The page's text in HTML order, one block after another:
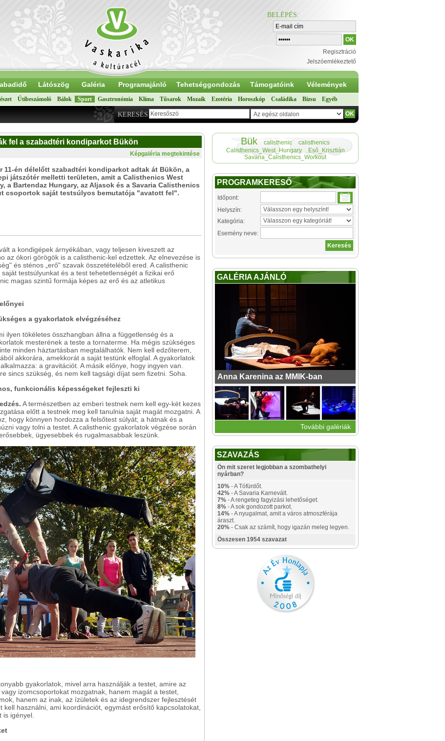
BELÉPÉS:
Regisztráció
Jelszóemlékeztető
Látószög Galéria Programajánló Tehetséggondozás Támogatóink Vélemények
Útibeszámoló Bálok Sport Gasztronómia Klíma Tűsarok Mozaik Ezotéria Horoszkóp Családika Bizsu Egyéb
KERESÉS
fel a szabadtéri kondiparkot Bükön
Képgaléria megtekintése
11-én délelőtt szabadtéri kondiparkot adtak át Bükön, a
játszótér melletti területen, amit a Calisthenics West
a Bartendaz Hungary, az Aljasok és a Savaria Calisthenics
csoportok saját testsúlyos bemutatója "avatott fel".
a kondigépek árnyékában, vagy teljesen kiveszett az
az ókori görögök is a calisthenic-kel edzettek. Az elnevezése is
és sténos „erő" szavak összetételéből ered. A calisthenic
testsúlyunkat és a test tehetetlenségét a fizikai erő
magas szintű formája képes az erő és az atletikus
a gyakorlatok elvégzéséhez
ilyen tökéletes összhangban állna a függetlenség és a
mesterének a teste a tornaterme. Ha mégis szükséges
minden háztartásban megtalálhatók. Nem kell edzőterem,
akkorára, amekkorát a saját testünk elfoglal. A gyakorlatok
a gravitációt. A másik előnye, hogy ingyen van.
sincs szükség, és nem kell tagsági díjat sem fizetni. Soha.
funkcionális képességeket fejleszti ki
A természetben az emberi testnek nem kell egy-két kezes
előtt a testnek meg kell tanulnia saját magát mozgatni. A
hogy könnyen hordozza a felsőtest súlyát; a hátnak és a
vagy tolni a testet. A calisthenic gyakorlatok végzése során
ügyesebbek és rugalmasabbak leszünk.
gyakorlatok, mivel arra használják a testet, amire az
izomcsoportokat mozgatnak, hanem magát a testet,
hanem az inak, az ízületek és az idegrendszer fejlesztését
kell használni, ami koordinációt, egymást erősítő kapcsolatokat,
igényel.
Bük calisthenic
calisthenics
Calisthenics_West_Hungary
Eső_Krisztián
Savaria_Calisthenics_Workout
PROGRAMKERESŐ
Időpont:
Helyszín:
Kategória:
Esemény neve:
GALÉRIA AJÁNLÓ
Anna Karenina az MMIK-ban
További galériák
SZAVAZÁS
Ön mit szeret legjobban a szombathelyi
nyárban?
10% - A Tófürdőt.
42% - A Savaria Karnevált.
7% - A rengeteg fagyizási lehetőséget.
8% - A sok gondozott parkot.
14% - A nyugalmat, amit a város atmoszférája
áraszt.
20% - Csak az számít, hogy igazán meleg legyen.
Összesen 1954 szavazat